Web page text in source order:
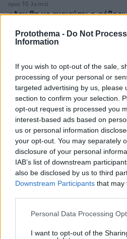
Protothema - Do Not
Information
If you wish to opt-out of the sale,
processing of your personal or
targeted advertising by us, please
section to confirm your selection.
opt-out request is processed you
interest-based ads based on
us or personal information
your opt-out. You may separately
disclosure of your personal
IAB’s list of downstream
also be disclosed by us to third
Downstream Participants that may
Please note that this website/app
not limited to your visit or usage
Personal Data Processing
I want to opt-out of the
«Δεν θα με κυριεύσει ο
επιθέσεις και τον εμπρησμό
πριν 10 λεπτά
δενδρύλλια κάνναβης σε
Φθιώτιδα, δείτε βίντεο
Θυρεοειδής: Τι να τρώτε και
τρόφιμα και τα συμπληρώματα
πριν 11 λεπτά
Ποιο είναι το αγαπημένο
Μητσοτάκη
πριν 12 λεπτά
Συγκρίνουμε τα δύο πιο
πριν 12 λεπτά
Οι νέες Alfa Romeo που θα